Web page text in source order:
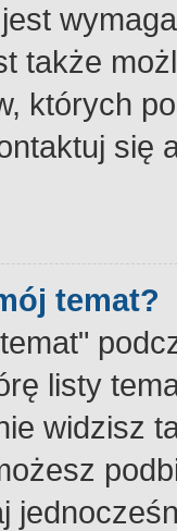
także
których
się
temat?
listy
widzisz